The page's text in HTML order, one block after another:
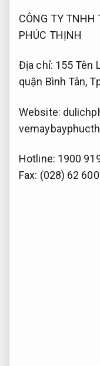
CÔNG TY TNHH
PHÚC THỊNH
Địa chỉ: 155 Tên
quận Bình Tân,
Website:
Hotline: 1900
Fax: (028) 62